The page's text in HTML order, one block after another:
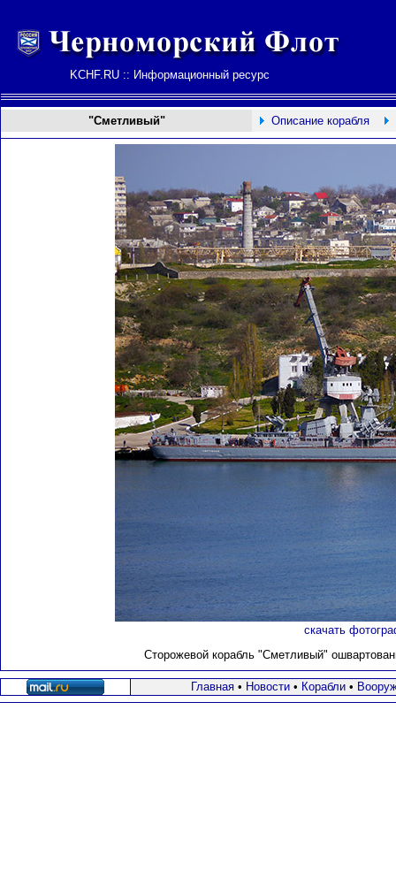
KCHF.RU :: Информационный ресурс
"Сметливый" Описание корабля
скачать
Сторожевой корабль "Сметливый"
Главная• Новости• Корабли•